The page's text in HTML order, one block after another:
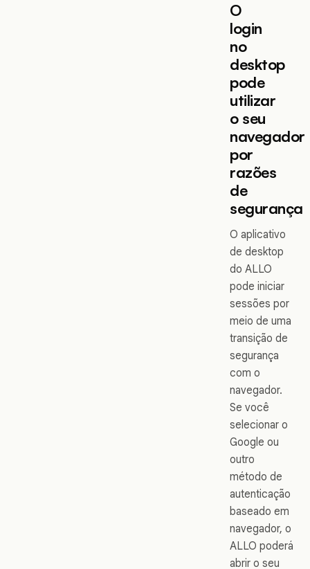
O
login
no
desktop
pode
utilizar
o seu
navegador
por
razões
de
segurança
O aplicativo
de desktop
do ALLO
pode iniciar
sessões por
meio de uma
transição de
segurança
com o
navegador.
Se você
selecionar o
Google ou
outro
método de
autenticação
baseado em
navegador, o
ALLO poderá
abrir o seu